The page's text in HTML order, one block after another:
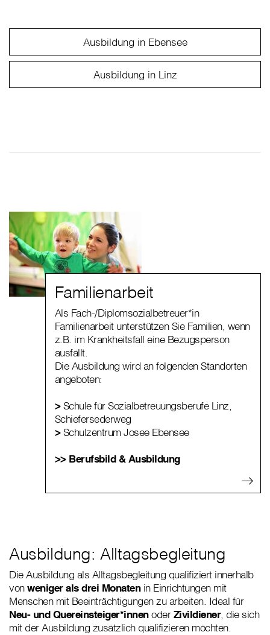
Ausbildung in Ebensee
Ausbildung in Linz
Familienarbeit
Als Fach-/Diplomsozialbetreuer*in
Familienarbeit unterstützen Sie Familien, wenn
z.B. im Krankheitsfall eine Bezugsperson
ausfällt.
Die Ausbildung wird an folgenden Standorten
angeboten:
>Schule für Sozialbetreuungsberufe Linz,
Schiefersederweg
>Schulzentrum Josee Ebensee
>> Berufsbild & Ausbildung
Ausbildung: Alltagsbegleitung
Die Ausbildung als Alltagsbegleitung qualifiziert innerhalb
vonweniger als drei Monatenin Einrichtungen mit
Menschen mit Beeinträchtigungen zu arbeiten. Ideal für
Neu- und Quereinsteiger*innenoderZivildiener, die sich
mit der Ausbildung zusätzlich qualifizieren möchten.